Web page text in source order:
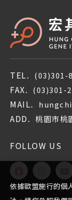
TEL. (03)301-
FAX. (03)301-
MAIL.
ADD. 桃園市桃
FOLLOW US
依據歐盟施行的個